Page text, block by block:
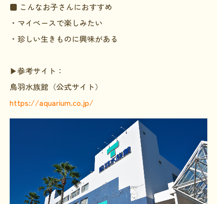
■ こんなお子さんにおすすめ
・マイペースで楽しみたい
・珍しい生きものに興味がある
▶参考サイト：
鳥羽水族館（公式サイト）
https://aquarium.co.jp/